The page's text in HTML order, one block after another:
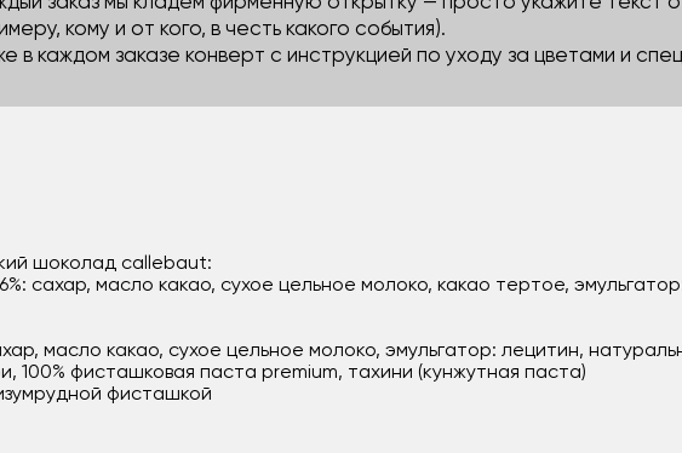
кому и от кого, в честь какого события).
в каждом заказе конверт с инструкцией по уходу за цветами и
шоколад callebaut:
сахар, масло какао, сухое цельное молоко, какао тертое,
масло какао, сухое цельное молоко, эмульгатор: лецитин,
100% фисташковая паста premium, тахини (кунжутная паста)
фисташкой